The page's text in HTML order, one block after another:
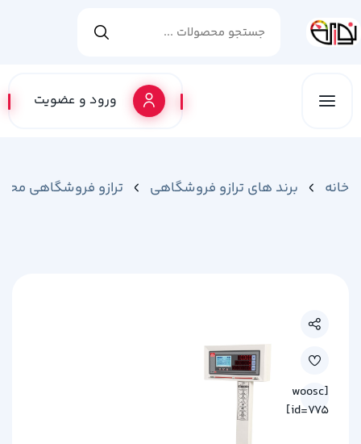
ورود و عضویت
خانه برند های ترازو فروشگاهی ترازو فروشگاهی
[woosc
id=775]